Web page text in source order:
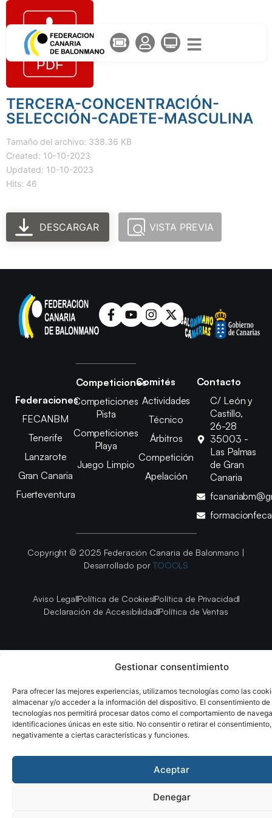
Gestionar consentimiento
Para ofrecer las mejores experiencias, utilizamos tecnologías como las
almacenar y/o acceder a la información del dispositivo. El consentimiento de
tecnologías nos permitirá procesar datos como el comportamiento de
identificaciones únicas en este sitio. No consentir o retirar el
negativamente a ciertas características y funciones.
Aceptar
Denegar
TERCERA-CONCENTRACIÓN-
SELECCIÓN-CADETE-MASCULINA
Tamaño del archivo: 338.36 KB
Created: 10-10-2023
Updated: 10-10-2023
Hits: 46
DESCARGAR VISTA PREVIA
Federaciones
FECANBM
Tenerife
Lanzarote
Gran Canaria
Fuerteventura
Competiciones
Competiciones
Pista
Competiciones
Playa
Juego Limpio
Comités
Actividades
Técnico
Árbitros
Competición
Apelación
Contacto
C/ León y
Castillo,
26-28
35003 -
Las Palmas
de Gran
Canaria
Copyright © 2025 Federación Canaria de Balonmano |
Desarrollado por TOOOLS
Aviso LegalPolítica de CookiesPolítica de Privacidad
Declaración de AccesibilidadPolítica de Ventas